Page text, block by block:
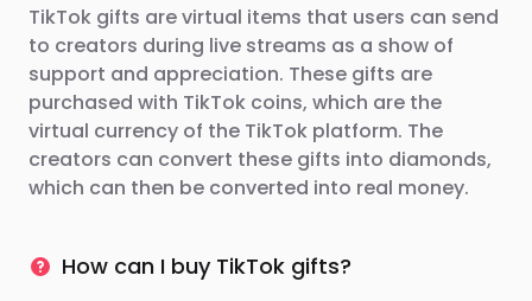
TikTok gifts are virtual items that users can send
to creators during live streams as a show of
support and appreciation. These gifts are
purchased with TikTok coins, which are the
virtual currency of the TikTok platform. The
creators can convert these gifts into diamonds,
which can then be converted into real money.
How can I buy TikTok gifts?